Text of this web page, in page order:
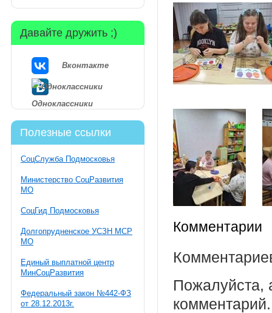
Давайте дружить ;)
Вконтакте
Одноклассники
Полезные ссылки
СоцСлужба Подмосковья
Министерство СоцРазвития
МО
СоцГид Подмосковья
Долгопрудненское УСЗН МСР
МО
Единый выплатной центр
МинСоцРазвития
Федеральный закон №442-ФЗ
от 28.12.2013г.
Комментарии
Пожалуйста,
комментарий.